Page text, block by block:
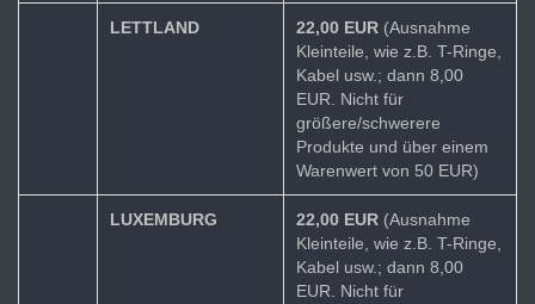
LETTLAND 22,00 EUR (Ausnahme
Kleinteile, wie z.B. T-Ringe,
Kabel usw.; dann 8,00
EUR. Nicht für
größere/schwerere
Produkte und über einem
Warenwert von 50 EUR)
LUXEMBURG 22,00 EUR (Ausnahme
Kleinteile, wie z.B. T-Ringe,
Kabel usw.; dann 8,00
EUR. Nicht für